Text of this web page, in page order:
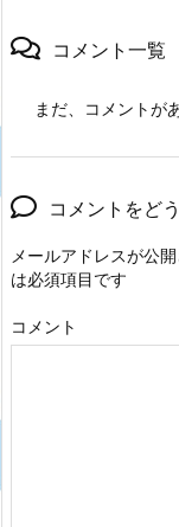
コメント一覧
まだ、コメントが
コメントをど
メールアドレスが公
は必須項目です
コメント